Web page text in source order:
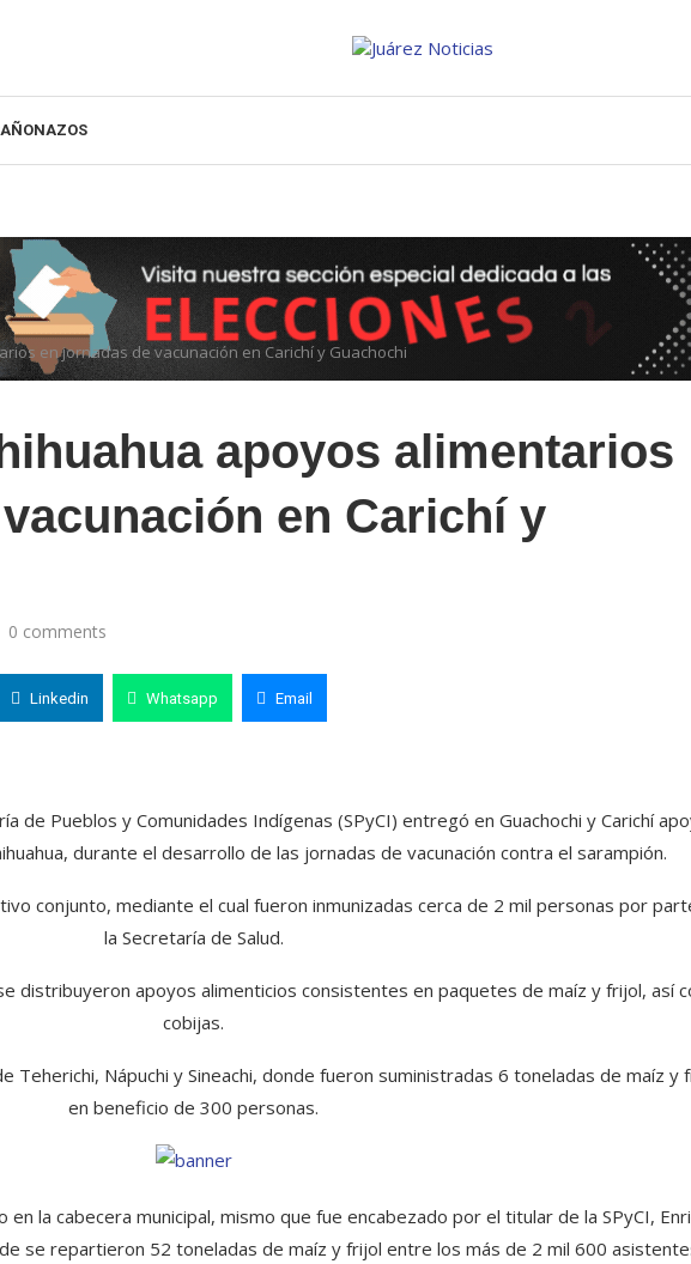
en jornadas de vacunación en Carichí y Guachochi
apoyos alimentarios
en Carichí y
0 comments
Linkedin Whatsapp Email
de Pueblos y Comunidades Indígenas (SPyCI) entregó en Guachochi y Carichí
durante el desarrollo de las jornadas de vacunación contra el sarampión.
conjunto, mediante el cual fueron inmunizadas cerca de 2 mil personas por
la Secretaría de Salud.
distribuyeron apoyos alimenticios consistentes en paquetes de maíz y frijol, así
cobijas.
Teherichi, Nápuchi y Sineachi, donde fueron suministradas 6 toneladas de maíz y
en beneficio de 300 personas.
en la cabecera municipal, mismo que fue encabezado por el titular de la SPyCI,
se repartieron 52 toneladas de maíz y frijol entre los más de 2 mil 600